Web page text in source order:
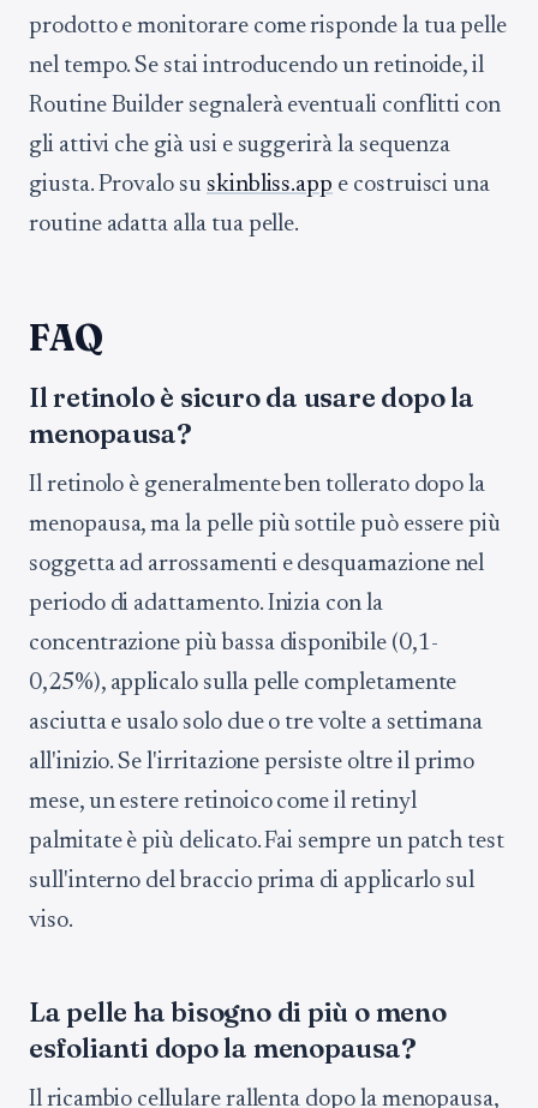
prodotto e monitorare come risponde la tua pelle
nel tempo. Se stai introducendo un retinoide, il
Routine Builder segnalerà eventuali conflitti con
gli attivi che già usi e suggerirà la sequenza
giusta. Provalo su skinbliss.app e costruisci una
routine adatta alla tua pelle.
FAQ
Il retinolo è sicuro da usare dopo la
menopausa?
Il retinolo è generalmente ben tollerato dopo la
menopausa, ma la pelle più sottile può essere più
soggetta ad arrossamenti e desquamazione nel
periodo di adattamento. Inizia con la
concentrazione più bassa disponibile (0,1-
0,25%), applicalo sulla pelle completamente
asciutta e usalo solo due o tre volte a settimana
all'inizio. Se l'irritazione persiste oltre il primo
mese, un estere retinoico come il retinyl
palmitate è più delicato. Fai sempre un patch test
sull'interno del braccio prima di applicarlo sul
viso.
La pelle ha bisogno di più o meno
esfolianti dopo la menopausa?
Il ricambio cellulare rallenta dopo la menopausa,